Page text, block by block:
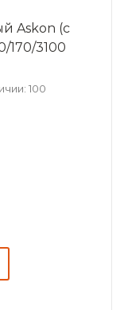
Askon (с
170/3100
100